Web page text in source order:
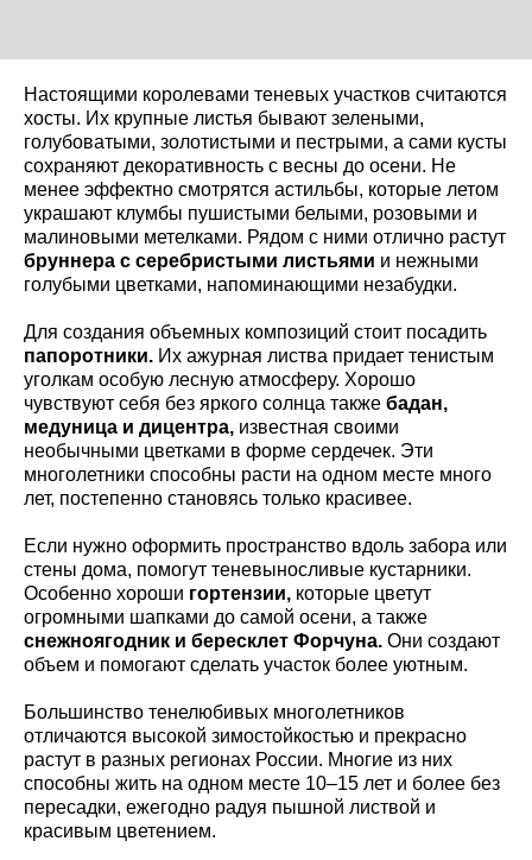
Настоящими королевами теневых участков считаются
хосты. Их крупные листья бывают зелеными,
голубоватыми, золотистыми и пестрыми, а сами кусты
сохраняют декоративность с весны до осени. Не
менее эффектно смотрятся астильбы, которые летом
украшают клумбы пушистыми белыми, розовыми и
малиновыми метелками. Рядом с ними отлично растут
бруннера с серебристыми листьями и нежными
голубыми цветками, напоминающими незабудки.
Для создания объемных композиций стоит посадить
папоротники. Их ажурная листва придает тенистым
уголкам особую лесную атмосферу. Хорошо
чувствуют себя без яркого солнца также бадан,
медуница и дицентра, известная своими
необычными цветками в форме сердечек. Эти
многолетники способны расти на одном месте много
лет, постепенно становясь только красивее.
Если нужно оформить пространство вдоль забора или
стены дома, помогут теневыносливые кустарники.
Особенно хороши гортензии, которые цветут
огромными шапками до самой осени, а также
снежноягодник и бересклет Форчуна. Они создают
объем и помогают сделать участок более уютным.
Большинство тенелюбивых многолетников
отличаются высокой зимостойкостью и прекрасно
растут в разных регионах России. Многие из них
способны жить на одном месте 10–15 лет и более без
пересадки, ежегодно радуя пышной листвой и
красивым цветением.